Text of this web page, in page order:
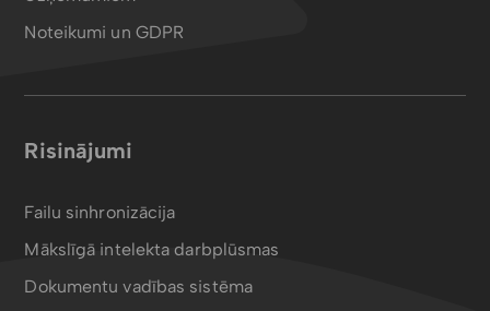
Noteikumi un GDPR
Risinājumi
Failu sinhronizācija
Mākslīgā intelekta darbplūsmas
Dokumentu vadības sistēma